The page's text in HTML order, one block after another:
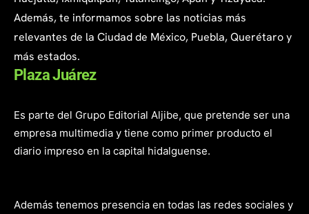
Además, te informamos sobre las noticias más
relevantes de la Ciudad de México, Puebla, Querétaro y
más estados.
Plaza Juárez
Es parte del Grupo Editorial Aljibe, que pretende ser una
empresa multimedia y tiene como primer producto el
diario impreso en la capital hidalguense.
Además tenemos presencia en todas las redes sociales y